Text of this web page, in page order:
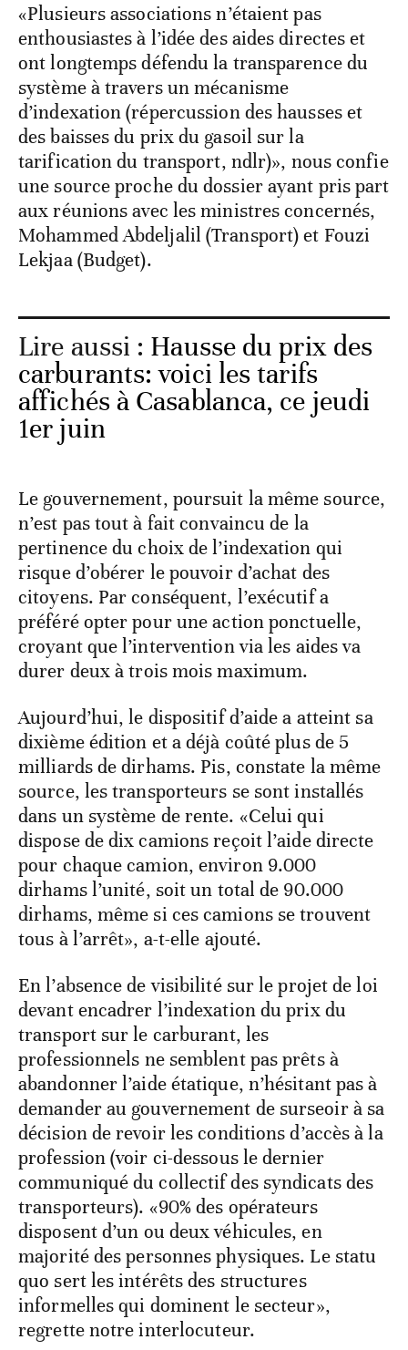
«Plusieurs associations n’étaient pas
enthousiastes à l’idée des aides directes et
ont longtemps défendu la transparence du
système à travers un mécanisme
d’indexation (répercussion des hausses et
des baisses du prix du gasoil sur la
tarification du transport, ndlr)», nous confie
une source proche du dossier ayant pris part
aux réunions avec les ministres concernés,
Mohammed Abdeljalil (Transport) et Fouzi
Lekjaa (Budget).
Lire aussi : Hausse du prix des
carburants: voici les tarifs
affichés à Casablanca, ce jeudi
1er juin
Le gouvernement, poursuit la même source,
n’est pas tout à fait convaincu de la
pertinence du choix de l’indexation qui
risque d’obérer le pouvoir d’achat des
citoyens. Par conséquent, l’exécutif a
préféré opter pour une action ponctuelle,
croyant que l’intervention via les aides va
durer deux à trois mois maximum.
Aujourd’hui, le dispositif d’aide a atteint sa
dixième édition et a déjà coûté plus de 5
milliards de dirhams. Pis, constate la même
source, les transporteurs se sont installés
dans un système de rente. «Celui qui
dispose de dix camions reçoit l’aide directe
pour chaque camion, environ 9.000
dirhams l’unité, soit un total de 90.000
dirhams, même si ces camions se trouvent
tous à l’arrêt», a-t-elle ajouté.
En l’absence de visibilité sur le projet de loi
devant encadrer l’indexation du prix du
transport sur le carburant, les
professionnels ne semblent pas prêts à
abandonner l’aide étatique, n’hésitant pas à
demander au gouvernement de surseoir à sa
décision de revoir les conditions d’accès à la
profession (voir ci-dessous le dernier
communiqué du collectif des syndicats des
transporteurs). «90% des opérateurs
disposent d’un ou deux véhicules, en
majorité des personnes physiques. Le statu
quo sert les intérêts des structures
informelles qui dominent le secteur»,
regrette notre interlocuteur.